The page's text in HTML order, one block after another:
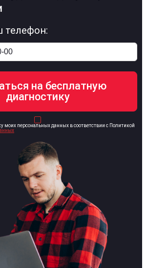
телефон:
моих персональных данных в соответствии с Политикой